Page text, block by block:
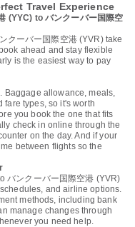
Travel Experience
(YYC) to バンクーバー国際空
クーバー国際空港 (YVR) take
ahead and stay flexible
is the easiest way to pay
Baggage allowance, meals,
types, so it's worth
you book the one that fits
check in online through the
on the day. And if your
between flights so the
バンクーバー国際空港 (YVR)
and airline options.
methods, including bank
manage changes through
you need help.